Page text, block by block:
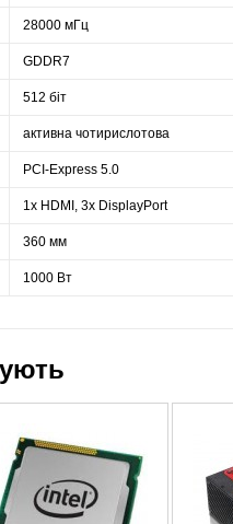
28000 мГц
GDDR7
512 біт
активна чотирислотова
PCI-Express 5.0
1x HDMI, 3x DisplayPort
360 мм
1000 Вт